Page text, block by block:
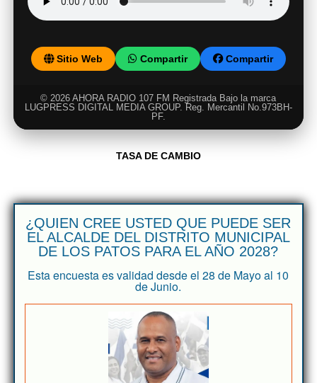
Sitio Web Compartir Compartir
© 2026 AHORA RADIO 107 FM Registrada Bajo la marca
LUGPRESS DIGITAL MEDIA GROUP. Reg. Mercantil No.973BH-
PF.
TASA DE CAMBIO
¿QUIEN CREE USTED QUE PUEDE SER
EL ALCALDE DEL DISTRITO MUNICIPAL
DE LOS PATOS PARA EL AÑO 2028?
Esta encuesta es validad desde el 28 de Mayo al 10
de Junio.